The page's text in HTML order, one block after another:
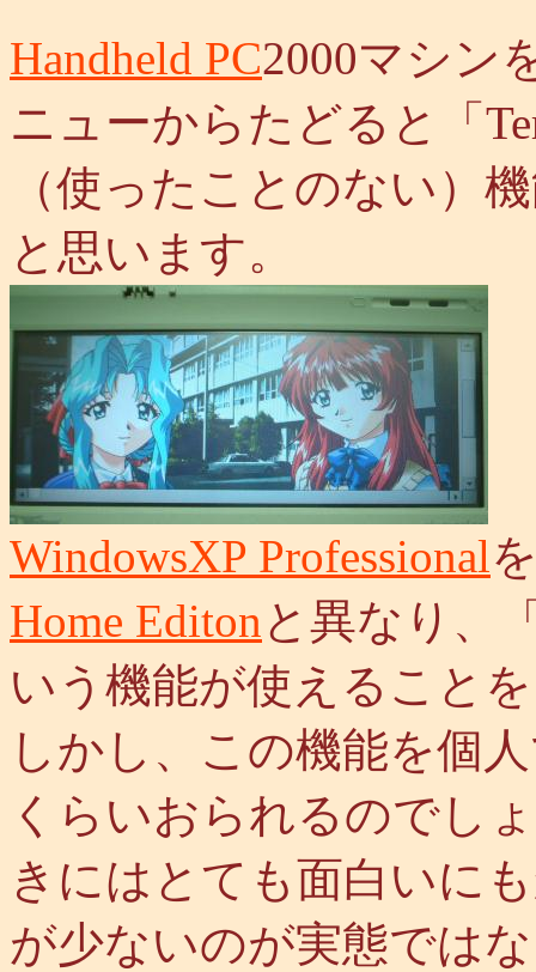
Handheld PC2000マシン
ニューからたどると「
（使ったことのない）
と思います。
WindowsXP Professional
Home Editonと異なり、
いう機能が使えること
しかし、この機能を個
くらいおられるのでし
きにはとても面白いに
が少ないのが実態では